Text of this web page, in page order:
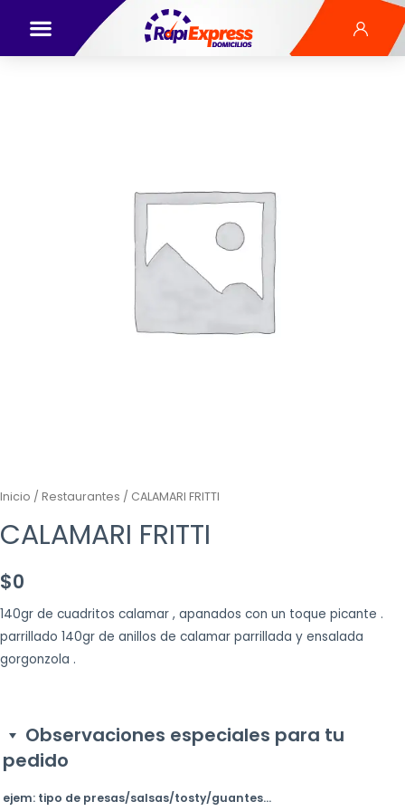
Inicio / Restaurantes / CALAMARI FRITTI
CALAMARI FRITTI
$0
140gr de cuadritos calamar , apanados con un toque picante .
parrillado 140gr de anillos de calamar parrillada y ensalada
gorgonzola .
Observaciones especiales para tu
pedido
ejem: tipo de presas/salsas/tosty/guantes...